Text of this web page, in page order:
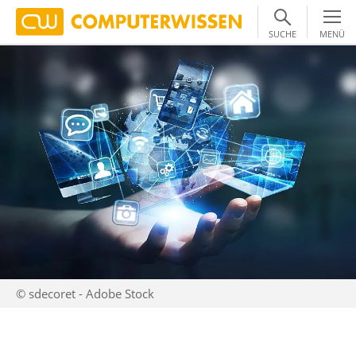
SUCHE MENÜ
© sdecoret - Adobe Stock